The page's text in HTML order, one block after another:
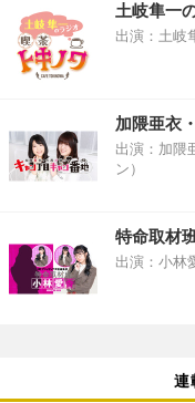
土岐隼一
出演：土岐
加隈亜衣
出演：加隈
ン）
特命取材
出演：小林
連